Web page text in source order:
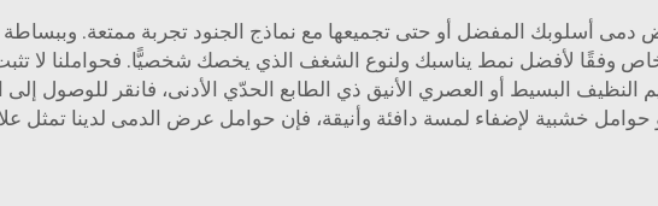
دمى أسلوبك المفضل أو حتى تجميعها مع نماذج الجنود تجربة ممتعة.
وفقًا لأفضل نمط يناسبك ولنوع الشغف الذي يخصك شخصيًّا. فحواملنا لا تثبت
البسيط أو العصري الأنيق ذي الطابع الحدّي الأدنى، فانقر للوصول
خشبية لإضفاء لمسة دافئة وأنيقة، فإن حوامل عرض الدمى لدينا تمثل